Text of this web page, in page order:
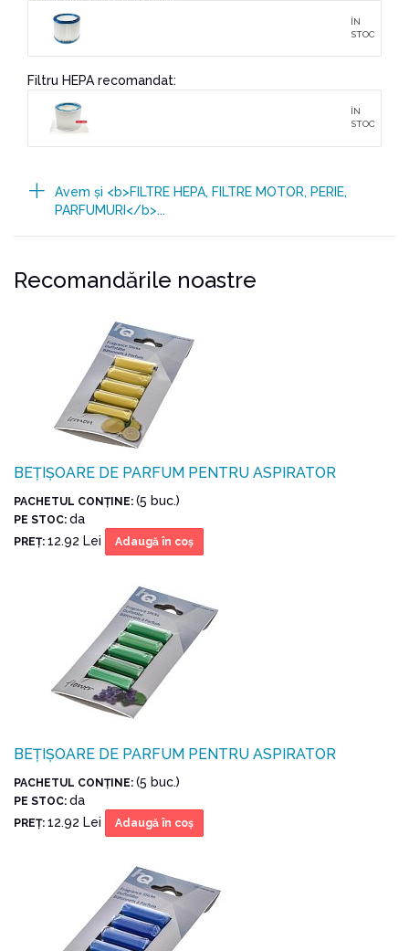
ÎN
STOC
Filtru HEPA recomandat:
ÎN
STOC
Avem şi <b>FILTRE HEPA, FILTRE MOTOR, PERIE,
PARFUMURI</b>...
Recomandările noastre
BEȚIȘOARE DE PARFUM PENTRU ASPIRATOR
PACHETUL CONŢINE: (5 buc.)
PE STOC: da
PREŢ: 12.92 Lei Adaugă în coş
BEȚIȘOARE DE PARFUM PENTRU ASPIRATOR
PACHETUL CONŢINE: (5 buc.)
PE STOC: da
PREŢ: 12.92 Lei Adaugă în coş